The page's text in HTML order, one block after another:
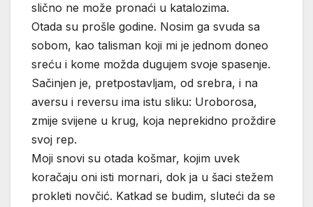
slično ne može pronaći u katalozima.
Otada su prošle godine. Nosim ga svuda sa
sobom, kao talisman koji mi je jednom doneo
sreću i kome možda dugujem svoje spasenje.
Sačinjen je, pretpostavljam, od srebra, i na
aversu i reversu ima istu sliku: Uroborosa,
zmije svijene u krug, koja neprekidno proždire
svoj rep.
Moji snovi su otada košmar, kojim uvek
koračaju oni isti mornari, dok ja u šaci stežem
prokleti novčić. Katkad se budim, sluteći da se